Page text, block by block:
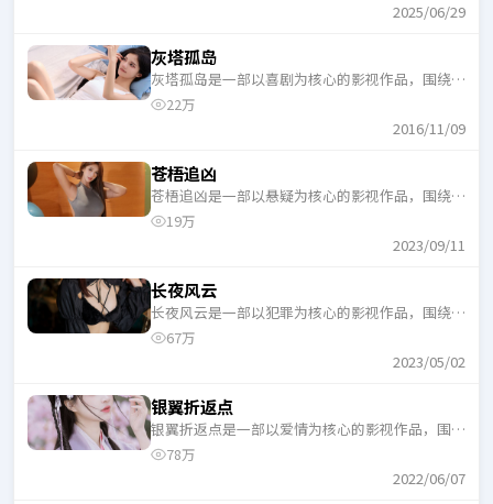
2025/06/29
灰塔孤岛
灰塔孤岛是一部以喜剧为核心的影视作品，围绕危
机、反转与人物成长展开，整体节奏紧凑，适合一
22万
2016/11/09
苍梧追凶
苍梧追凶是一部以悬疑为核心的影视作品，围绕危
机、反转与人物成长展开，整体节奏紧凑，适合一
19万
2023/09/11
长夜风云
长夜风云是一部以犯罪为核心的影视作品，围绕危
机、反转与人物成长展开，整体节奏紧凑，适合一
67万
2023/05/02
银翼折返点
银翼折返点是一部以爱情为核心的影视作品，围绕
危机、反转与人物成长展开，整体节奏紧凑，适合
78万
2022/06/07